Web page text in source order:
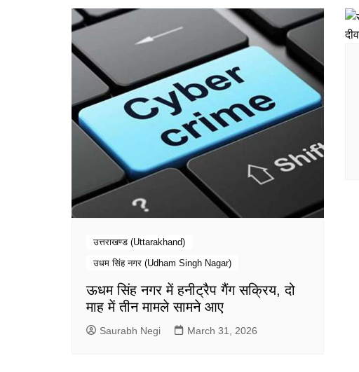
उत्तराखण्ड (Uttarakhand)
उधम सिंह नगर (Udham Singh Nagar)
ऊधम सिंह नगर में हनीट्रैप गैंग सक्रिय, दो
माह में तीन मामले सामने आए
Saurabh Negi March 31, 2026